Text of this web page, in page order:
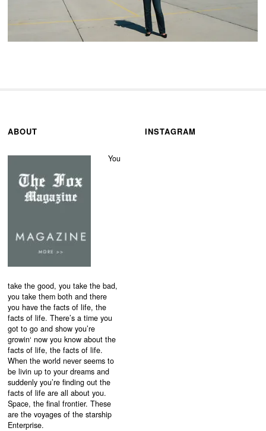
ABOUT
You
take the good, you take the bad,
you take them both and there
you have the facts of life, the
facts of life. There’s a time you
got to go and show you’re
growin‘ now you know about the
facts of life, the facts of life.
When the world never seems to
be livin up to your dreams and
suddenly you’re finding out the
facts of life are all about you.
Space, the final frontier. These
are the voyages of the starship
Enterprise.
INSTAGRAM